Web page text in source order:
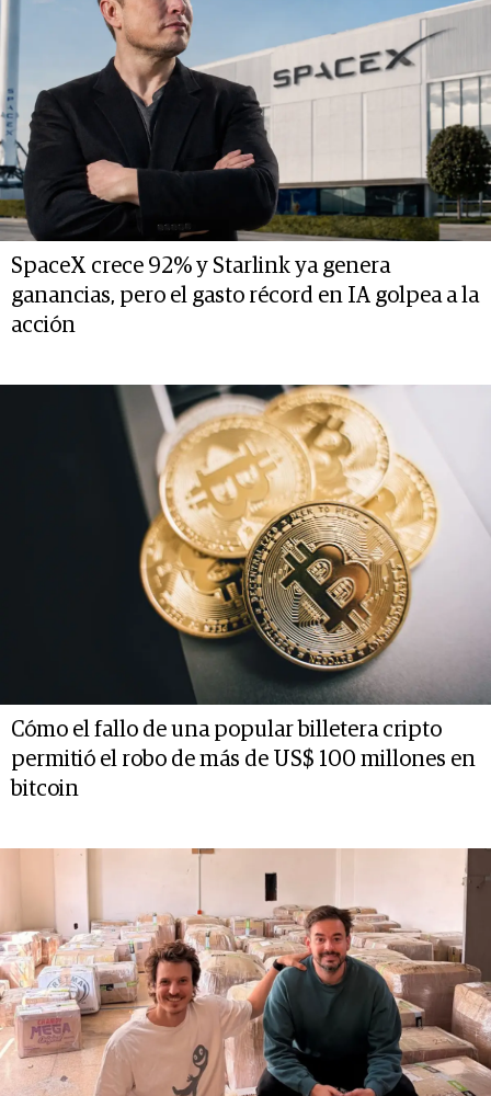
SpaceX crece 92% y Starlink ya genera
ganancias, pero el gasto récord en IA golpea a la
acción
Cómo el fallo de una popular billetera cripto
permitió el robo de más de US$ 100 millones en
bitcoin